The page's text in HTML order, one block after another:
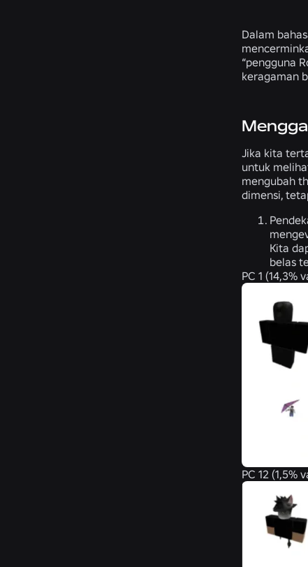
Dalam
“pengguna
keragaman
Jika kita
untuk
mengubah
dimensi,
Kita
belas
PC 1 (14,3%
PC 12 (1,5%